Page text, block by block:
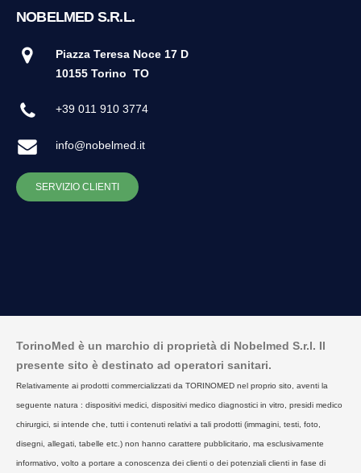
NOBELMED S.R.L.
Piazza Teresa Noce 17 D
10155 Torino TO
+39 011 910 3774
info@nobelmed.it
SERVIZIO CLIENTI
TorinoMed è un marchio di proprietà di Nobelmed S.r.l. Il
presente sito è destinato ad operatori sanitari.
Relativamente ai prodotti commercializzati da TORINOMED nel proprio sito, aventi la
seguente natura : dispositivi medici, dispositivi medico diagnostici in vitro, presidi medico
chirurgici, si intende che, tutti i contenuti relativi a tali prodotti (immagini, testi, foto,
disegni, allegati, tabelle etc.) non hanno carattere pubblicitario, ma esclusivamente
informativo, volto a portare a conoscenza dei clienti o dei potenziali clienti in fase di